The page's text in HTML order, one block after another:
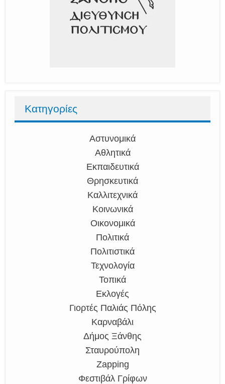
Κατηγορίες
Αστυνομικά
Αθλητικά
Εκπαιδευτικά
Θρησκευτικά
Καλλιτεχνικά
Κοινωνικά
Οικονομικά
Πολιτικά
Πολιτιστικά
Τεχνολογία
Τοπικά
Εκλογές
Γιορτές Παλιάς Πόλης
Καρναβάλι
Δήμος Ξάνθης
Σταυρούπολη
Zapping
Φεστιβάλ Γρίφων